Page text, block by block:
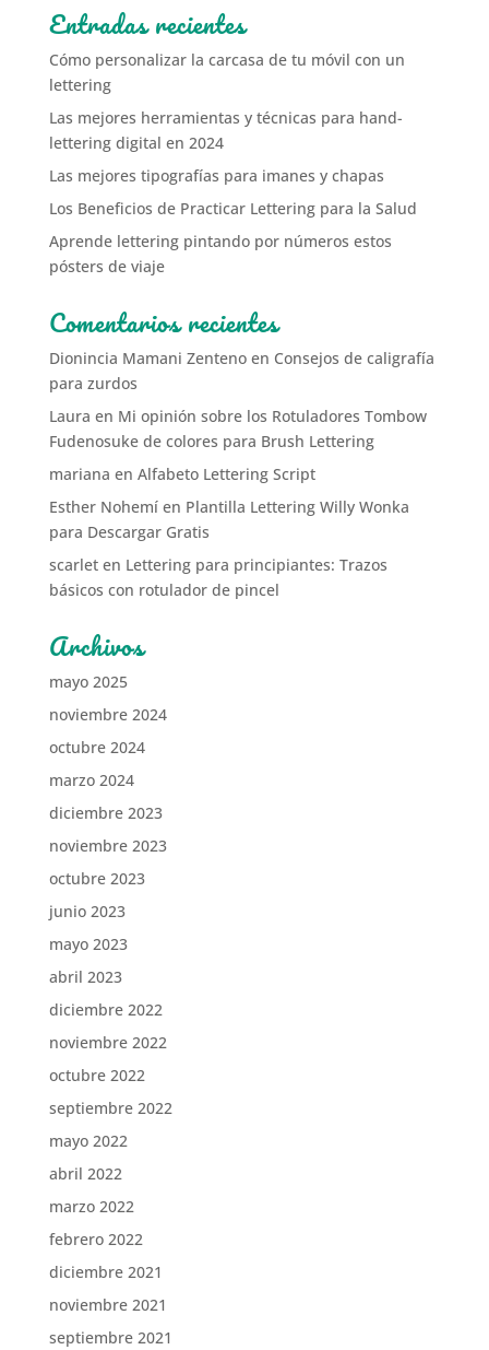
Entradas recientes
Cómo personalizar la carcasa de tu móvil con un
lettering
Las mejores herramientas y técnicas para hand-
lettering digital en 2024
Las mejores tipografías para imanes y chapas
Los Beneficios de Practicar Lettering para la Salud
Aprende lettering pintando por números estos
pósters de viaje
Comentarios recientes
Dionincia Mamani Zentenoen Consejos de caligrafía
para zurdos
Laura en Mi opinión sobre los Rotuladores Tombow
Fudenosuke de colores para Brush Lettering
mariana en Alfabeto Lettering Script
Esther Nohemíen Plantilla Lettering Willy Wonka
para Descargar Gratis
scarleten Lettering para principiantes: Trazos
básicos con rotulador de pincel
Archivos
mayo 2025
noviembre 2024
octubre 2024
marzo 2024
diciembre 2023
noviembre 2023
octubre 2023
junio 2023
mayo 2023
abril 2023
diciembre 2022
noviembre 2022
octubre 2022
septiembre 2022
mayo 2022
abril 2022
marzo 2022
febrero 2022
diciembre 2021
noviembre 2021
septiembre 2021